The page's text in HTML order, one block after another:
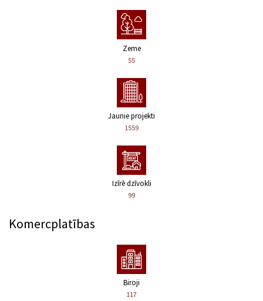
Zeme
55
Jaunie projekti
1559
Izīrē dzīvokli
99
Komercplatības
Biroji
117